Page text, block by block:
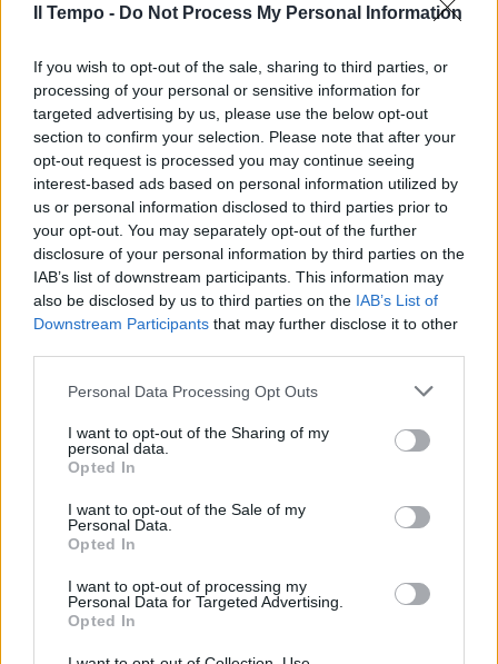
Il Tempo - Do Not Process My Personal Information
If you wish to opt-out of the sale, sharing to third parties, or
processing of your personal or sensitive information for
targeted advertising by us, please use the below opt-out
section to confirm your selection. Please note that after your
opt-out request is processed you may continue seeing
interest-based ads based on personal information utilized by
us or personal information disclosed to third parties prior to
your opt-out. You may separately opt-out of the further
disclosure of your personal information by third parties on the
IAB’s list of downstream participants. This information may
also be disclosed by us to third parties on the IAB’s List of
Downstream Participants that may further disclose it to other
Personal Data Processing Opt Outs
I want to opt-out of the Sharing of my
personal data.
Opted In
I want to opt-out of the Sale of my
Personal Data.
Opted In
I want to opt-out of processing my
Personal Data for Targeted Advertising.
Opted In